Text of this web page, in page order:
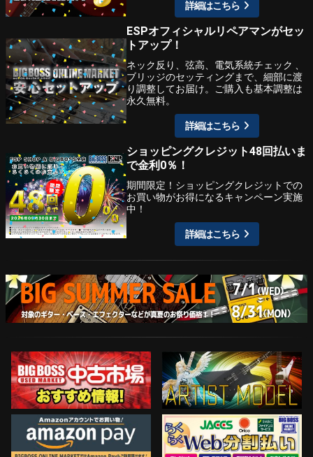
詳細はこちら
ESPオフィシャルリペアマンがセッ
トアップ！
ネック反り、弦高、電気系統チェック 、
ブリッジのセッティングまで、細部に渡
り調整してお届け。ご購入も基本調整は
永久無料。
詳細はこちら
ショッピングクレジット48回払いま
で金利0％！
期間限定！ショッピングクレジットでの
お買い物がお得になるキャンペーン実施
中！
詳細はこちら